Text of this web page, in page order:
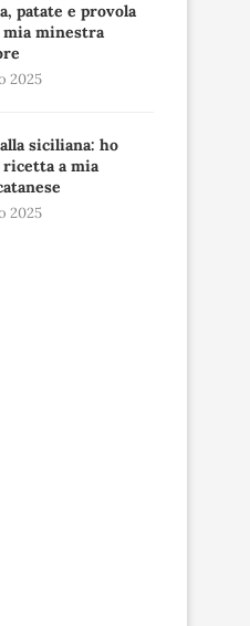
patate e provola
mia minestra
2025
siciliana: ho
a mia
2025